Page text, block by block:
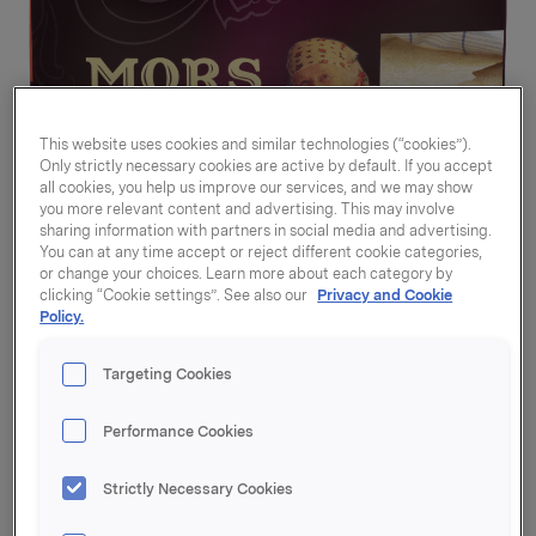
Flatbrød Hjemmebakt
260g
This website uses cookies and similar technologies (“cookies”).
Only strictly necessary cookies are active by default. If you accept
all cookies, you help us improve our services, and we may show
you more relevant content and advertising. This may involve
sharing information with partners in social media and advertising.
You can at any time accept or reject different cookie categories,
or change your choices. Learn more about each category by
clicking “Cookie settings”. See also our Privacy and Cookie
Policy.
Targeting Cookies
Performance Cookies
Strictly Necessary Cookies